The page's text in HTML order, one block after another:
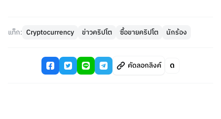
แท็ก: Cryptocurrency ข่าวคริปโต ซื้อขายคริปโต นักร้อง
คัดลอกลิงค์